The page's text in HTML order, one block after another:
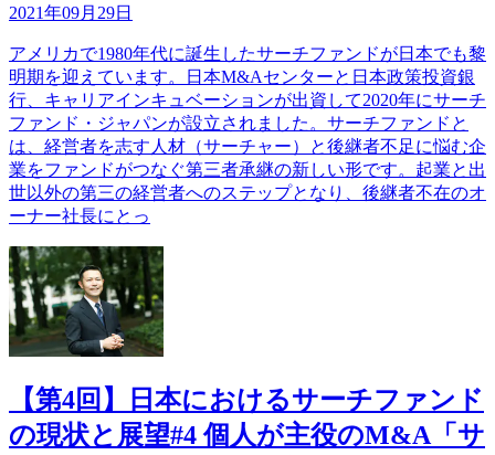
2021年09月29日
アメリカで1980年代に誕生したサーチファンドが日本でも黎
明期を迎えています。日本M&Aセンターと日本政策投資銀
行、キャリアインキュベーションが出資して2020年にサーチ
ファンド・ジャパンが設立されました。サーチファンドと
は、経営者を志す人材（サーチャー）と後継者不足に悩む企
業をファンドがつなぐ第三者承継の新しい形です。起業と出
世以外の第三の経営者へのステップとなり、後継者不在のオ
ーナー社長にとっ
【第4回】日本におけるサーチファンド
の現状と展望#4 個人が主役のM&A「サ